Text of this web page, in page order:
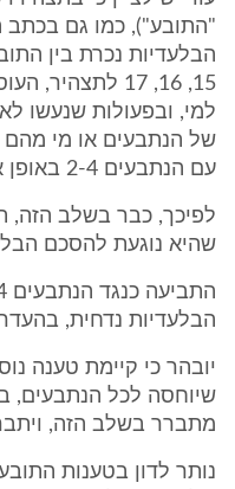
"התובע"), כמו גם בכתב
הבלעדיות נכרת בין
15, 16, 17
למי, ובפעולות שנעשו
של הנתבעים או מי
עם הנתבעים 2-4 באופן אישי.
שהיא נוגעת להסכם
הבלעדיות נדחית,
שיוחסה לכל הנתבעים,
מתברר בשלב הזה,
נותר לדון בטענות